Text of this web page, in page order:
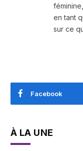
en tant
sur ce
Facebook
À LA UNE